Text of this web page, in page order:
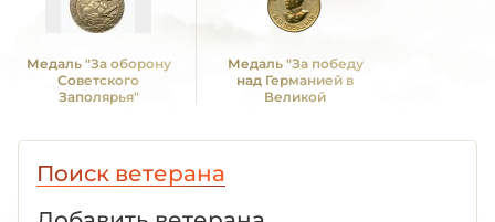
Медаль "За оборону
Советского
Заполярья"
Медаль "За победу
над Германией в
Великой
Поиск ветерана